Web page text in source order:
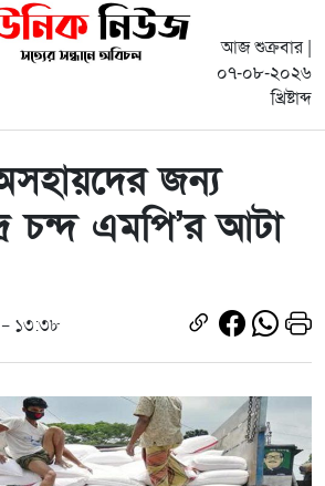
আজ শুক্রবার |
০৭-০৮-২০২৬
খ্রিষ্টাব্দ
জন্য
চন্দ এমপি’র আটা
১৩:৩৮